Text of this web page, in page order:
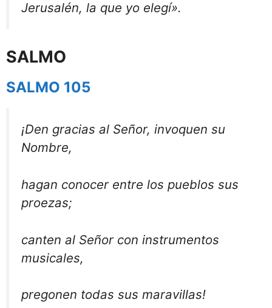
Jerusalén, la que yo elegí».
SALMO
SALMO 105
¡Den gracias al Señor, invoquen su
Nombre,
hagan conocer entre los pueblos sus
proezas;
canten al Señor con instrumentos
musicales,
pregonen todas sus maravillas!